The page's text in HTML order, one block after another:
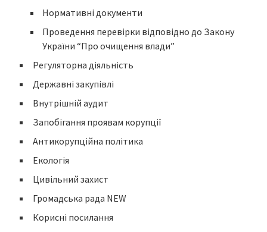
Нормативні документи
Проведення перевірки відповідно до Закону
України “Про очищення влади”
Регуляторна діяльність
Державні закупівлі
Внутрішній аудит
Запобігання проявам корупції
Антикорупційна політика
Екологія
Цивільний захист
Громадська рада NEW
Корисні посилання